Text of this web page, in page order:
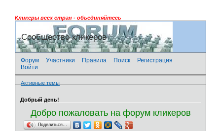
Кликеры всех стран - объединяйтесь
Сообщество кликеров
Форум Участники Правила Поиск
Регистрация
Войти
Активные темы
Добрый день!
Добро пожаловать на форум кликеров
Поделиться…